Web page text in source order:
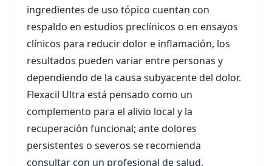
ingredientes de uso tópico cuentan con
respaldo en estudios preclínicos o en ensayos
clínicos para reducir dolor e inflamación, los
resultados pueden variar entre personas y
dependiendo de la causa subyacente del dolor.
Flexacil Ultra está pensado como un
complemento para el alivio local y la
recuperación funcional; ante dolores
persistentes o severos se recomienda
consultar con un profesional de salud.